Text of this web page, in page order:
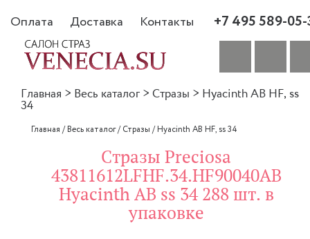
Оплата Доставка Контакты +7 495 589-
Главная > Весь каталог > Стразы > Hyacinth AB HF, ss
34
Главная /Весь каталог/Стразы /Hyacinth AB HF, ss 34
Стразы Preciosa
43811612LFHF.34.HF90040AB
Hyacinth AB ss 34 288 шт. в
упаковке